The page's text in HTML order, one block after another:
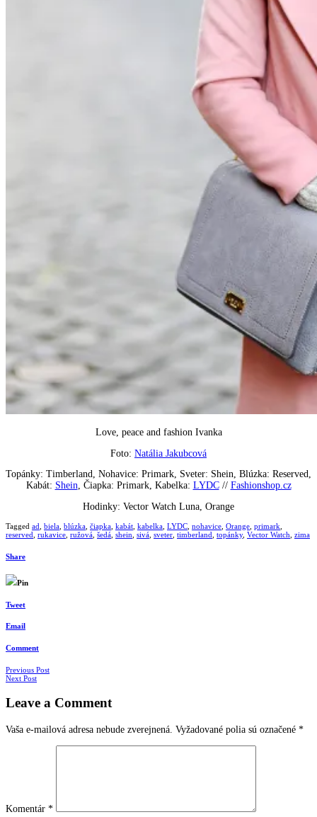
Love, peace and fashion Ivanka
Foto: Natália Jakubcová
Topánky: Timberland, Nohavice: Primark, Sveter: Shein, Blúzka: Reserved,
Kabát: Shein, Čiapka: Primark, Kabelka: LYDC// Fashionshop.cz
Hodinky: Vector Watch Luna, Orange
Tagged ad, biela, blúzka, čiapka, kabát, kabelka, LYDC, nohavice, Orange, primark,
reserved, rukavice, ružová, šedá, shein, sivá, sveter, timberland, topánky, Vector Watch, zima
Share
Pin
Tweet
Email
Comment
Navigácia
článkoch
Previous Post
Next Post
Leave a Comment
Vaša e-mailová adresa nebude zverejnená. Vyžadované polia sú označené *
Komentár *